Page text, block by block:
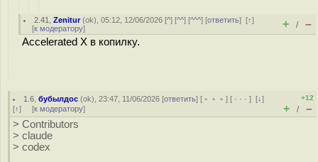
2.41 ,Zenitur(ok), 05:12, 12/06/2026 [^] [^^] [^^^] [ответить][↑]
[к модератору] + / –
Accelerated X в копилку.
1.6 ,бубылдос (ok), 23:47, 11/06/2026 [ответить] [ ﹢﹢﹢] [ · · ·][↓]
[↑] [к модератору]
+12
+ / –
> Contributors
> claude
> codex